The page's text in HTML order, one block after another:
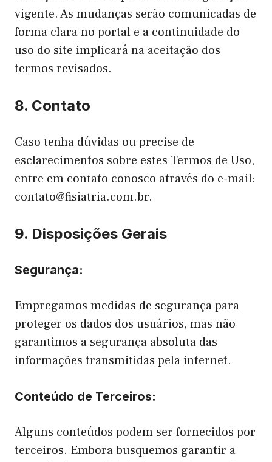
vigente. As mudanças serão comunicadas de
forma clara no portal e a continuidade do
uso do site implicará na aceitação dos
termos revisados.
8. Contato
Caso tenha dúvidas ou precise de
esclarecimentos sobre estes Termos de Uso,
entre em contato conosco através do e-mail:
contato@fisiatria.com.br.
9. Disposições Gerais
Segurança:
Empregamos medidas de segurança para
proteger os dados dos usuários, mas não
garantimos a segurança absoluta das
informações transmitidas pela internet.
Conteúdo de Terceiros:
Alguns conteúdos podem ser fornecidos por
terceiros. Embora busquemos garantir a